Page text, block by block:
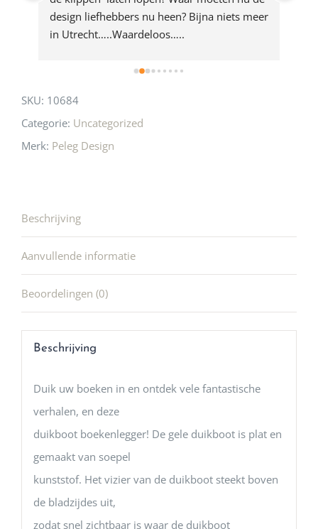
design liefhebbers nu heen? Bijna niets meer
in Utrecht…..Waardeloos…..
SKU: 10684
Categorie: Uncategorized
Merk: Peleg Design
Beschrijving
Aanvullende informatie
Beoordelingen (0)
Beschrijving
Duik uw boeken in en ontdek vele fantastische
verhalen, en deze
duikboot boekenlegger! De gele duikboot is plat en
gemaakt van soepel
kunststof. Het vizier van de duikboot steekt boven
de bladzijdes uit,
zodat snel zichtbaar is waar de duikboot